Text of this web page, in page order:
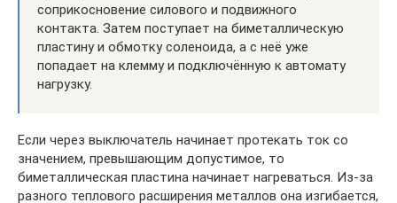
соприкосновение силового и подвижного
контакта. Затем поступает на биметаллическую
пластину и обмотку соленоида, а с неё уже
попадает на клемму и подключённую к автомату
нагрузку.
Если через выключатель начинает протекать ток со
значением, превышающим допустимое, то
биметаллическая пластина начинает нагреваться. Из-за
разного теплового расширения металлов она изгибается,